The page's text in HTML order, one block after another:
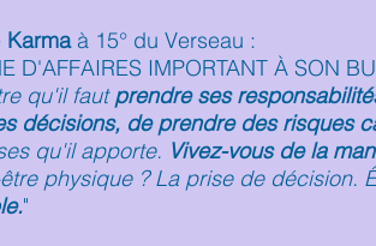
Karmaà 15° du Verseau :
D'AFFAIRES IMPORTANT À SON
qu'il fautprendre ses
décisions, de prendre des risques
qu'il apporte. Vivez-vous de la
physique ? La prise de décision.
"